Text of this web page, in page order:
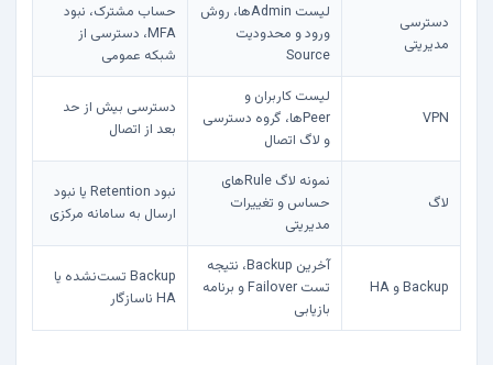
دسترسی
مدیریتی
لیست Adminها، روش
ورود و محدودیت
Source
حساب مشترک، نبود
MFA، دسترسی از
شبکه عمومی
VPN
لیست کاربران و
Peerها، گروه دسترسی
و لاگ اتصال
دسترسی بیش از حد
بعد از اتصال
لاگ
نمونه لاگ Ruleهای
حساس و تغییرات
مدیریتی
نبود Retention یا نبود
ارسال به سامانه مرکزی
Backup و HA
آخرین Backup، نتیجه
تست Failover و برنامه
بازیابی
Backup تست‌نشده یا
HA ناسازگار